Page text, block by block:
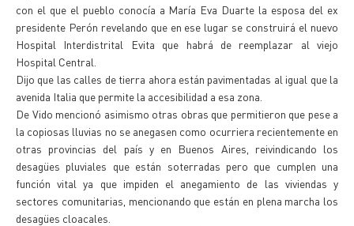
con el que el pueblo conocía a María Eva Duarte la esposa del ex
presidente Perón revelando que en ese lugar se construirá el nuevo
Hospital Interdistrital Evita que habrá de reemplazar al viejo
Hospital Central.
Dijo que las calles de tierra ahora están pavimentadas al igual que la
avenida Italia que permite la accesibilidad a esa zona.
De Vido mencionó asimismo otras obras que permitieron que pese a
la copiosas lluvias no se anegasen como ocurriera recientemente en
otras provincias del país y en Buenos Aires, reivindicando los
desagües pluviales que están soterradas pero que cumplen una
función vital ya que impiden el anegamiento de las viviendas y
sectores comunitarias, mencionando que están en plena marcha los
desagües cloacales.